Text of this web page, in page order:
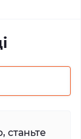
станьте